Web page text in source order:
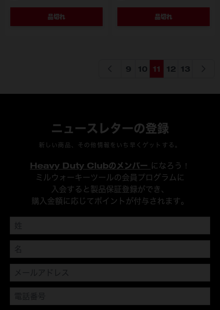
品切れ 品切れ
ページ
9 ページ
10 ページを読んでいます
11 ページ
12 ページ
13
ニュースレターの登録
新しい商品、その他情報をいち早くゲットする。
Heavy Duty Clubのメンバー になろう！
ミルウォーキーツールの会員プログラムに
入会すると製品保証登録ができ、
購入金額に応じてポイントが付与されます。